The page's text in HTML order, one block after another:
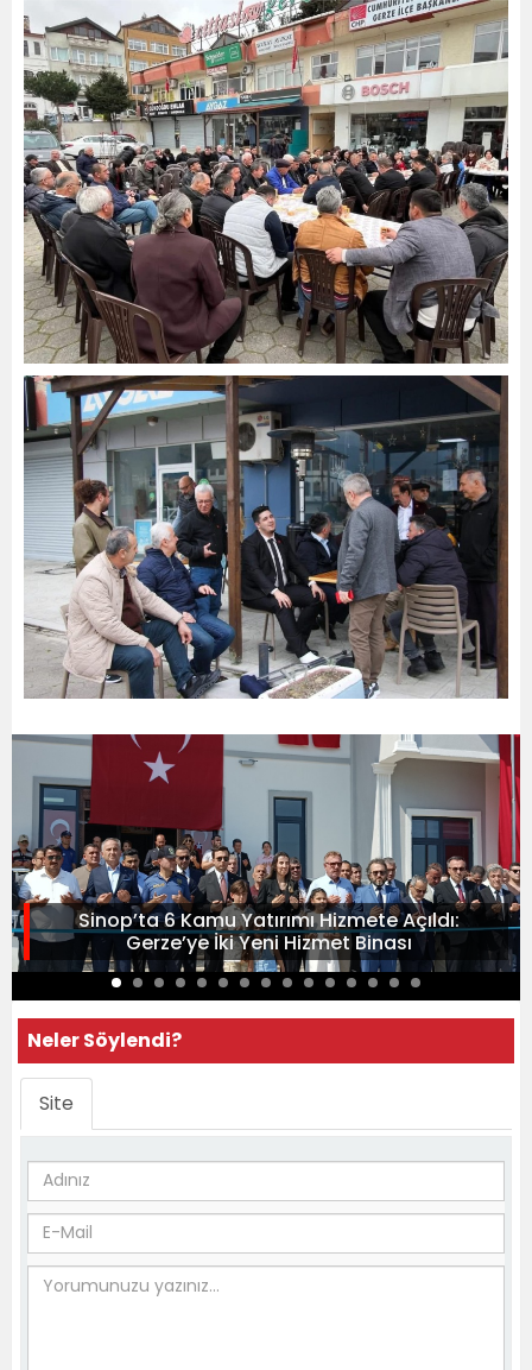
Sinop’ta 6 Kamu Yatırımı Hizmete Açıldı:
Gerze’ye İki Yeni Hizmet Binası
Neler Söylendi?
Site